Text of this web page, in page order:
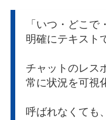
「いつ・どこ
明確にテキスト
チャットのレス
常に状況を可視
呼ばれなくても